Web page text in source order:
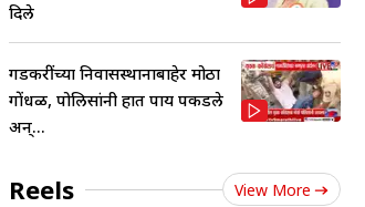
दिले
गडकरींच्या निवासस्थानाबाहेर मोठा
गोंधळ, पोलिसांनी हात पाय पकडले
अन्...
Reels View More